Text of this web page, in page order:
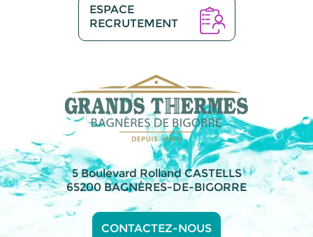
ESPACE
RECRUTEMENT
5 Boulevard Rolland CASTELLS
65200 BAGNÈRES-DE-BIGORRE
CONTACTEZ-NOUS